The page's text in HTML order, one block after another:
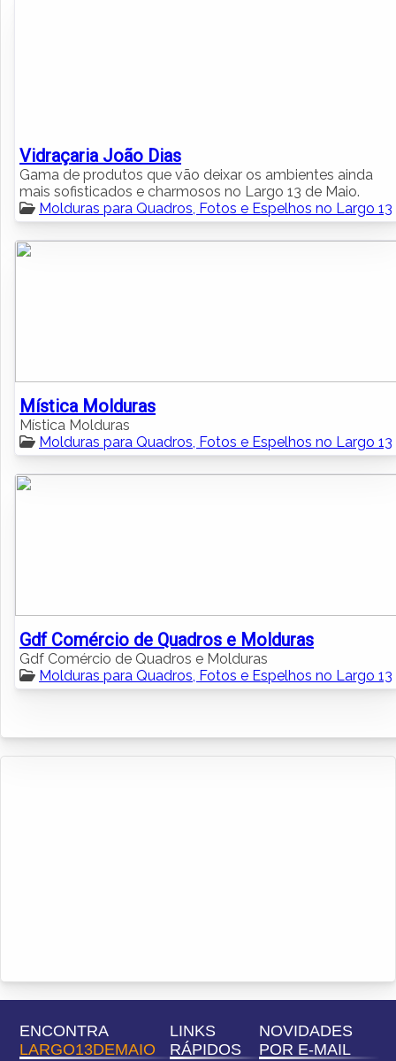
Vidraçaria João Dias
Gama de produtos que vão deixar os ambientes ainda
mais sofisticados e charmosos no Largo 13 de Maio.
Molduras para Quadros, Fotos e Espelhos no Largo 13
Mística Molduras
Mística Molduras
Molduras para Quadros, Fotos e Espelhos no Largo 13
Gdf Comércio de Quadros e Molduras
Gdf Comércio de Quadros e Molduras
Molduras para Quadros, Fotos e Espelhos no Largo 13
ENCONTRA
LARGO13DEMAIO
LINKS
RÁPIDOS
NOVIDADES
POR E-MAIL